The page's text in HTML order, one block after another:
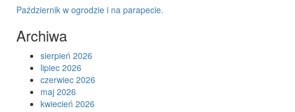
Październik w ogrodzie i na parapecie.
Archiwa
sierpień 2026
lipiec 2026
czerwiec 2026
maj 2026
kwiecień 2026